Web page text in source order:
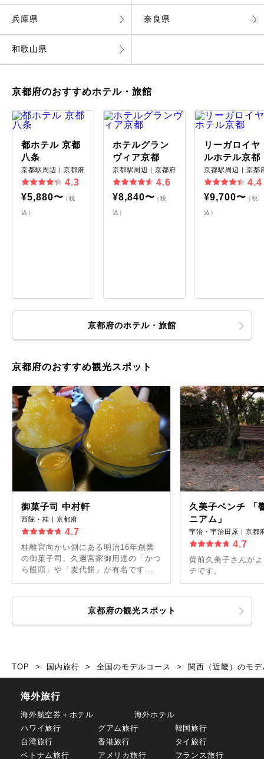
兵庫県 奈良県
和歌山県
京都府のおすすめホテル・旅館
都ホテル 京都
八条
京都駅周辺｜京都府
4.3
¥5,880〜（税
込）
ホテルグラン
ヴィア京都
京都駅周辺｜京都府
4.6
¥8,840〜（税
込）
リーガロイヤ
ルホテル京都
京都駅周辺｜京都
4.4
¥9,700〜（税
込）
京都府のホテル・旅館
京都府のおすすめ観光スポット
御菓子司 中村軒
西院・桂｜京都府
4.7
桂離宮向かい側にある明治16年創業
の御菓子司。久邇宮家御用達の「かつ
ら饅頭」や「麦代餅」が有名です...
久美子ベンチ 「
ニアム」
宇治・宇治田原｜京都
4.7
黄前久美子さんが
チです。
京都府の観光スポット
TOP 国内旅行 全国のモデルコース 関西（近畿）のモ
海外旅行
海外航空券＋ホテル
海外ホテル
ハワイ旅行
グアム旅行
韓国旅行
台湾旅行
香港旅行
タイ旅行
ベトナム旅行
アメリカ旅行 フランス旅行